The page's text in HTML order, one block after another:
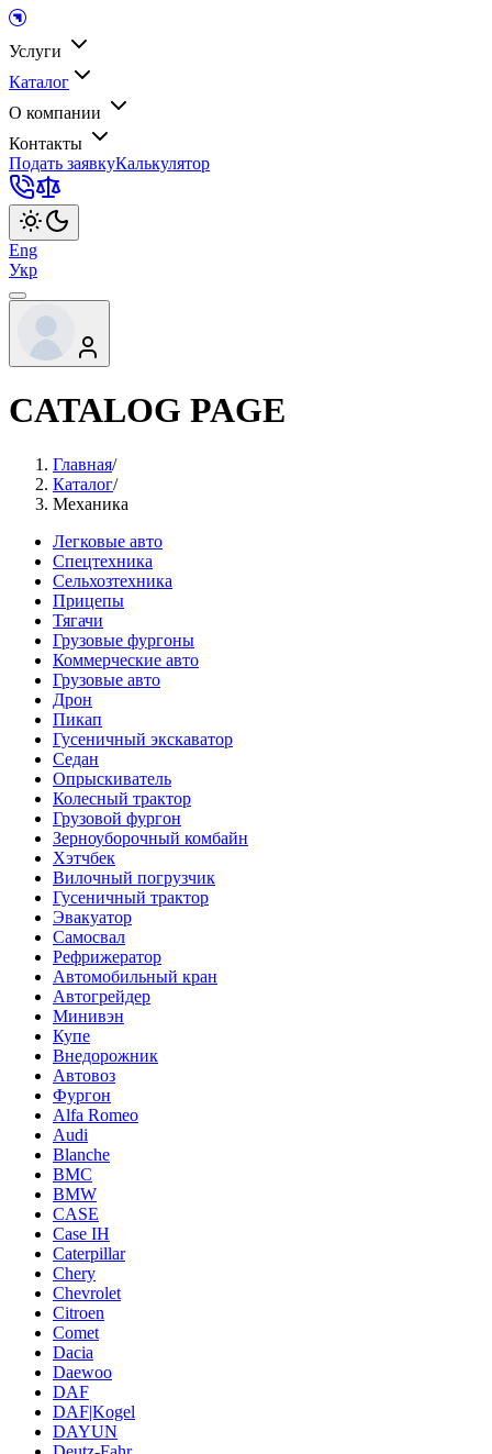
Услуги
Каталог
О компании
Контакты
Подать заявкуКалькулятор
Eng
Укр
CATALOG PAGE
Главная/
Каталог/
Механика
Легковые авто
Спецтехника
Сельхозтехника
Прицепы
Тягачи
Грузовые фургоны
Коммерческие авто
Грузовые авто
Дрон
Пикап
Гусеничный экскаватор
Седан
Опрыскиватель
Колесный трактор
Грузовой фургон
Зерноуборочный комбайн
Хэтчбек
Вилочный погрузчик
Гусеничный трактор
Эвакуатор
Самосвал
Рефрижератор
Автомобильный кран
Автогрейдер
Минивэн
Купе
Внедорожник
Автовоз
Фургон
Alfa Romeo
Audi
Blanche
BMC
BMW
CASE
Case IH
Caterpillar
Chery
Chevrolet
Citroen
Comet
Dacia
Daewoo
DAF
DAF|Kogel
DAYUN